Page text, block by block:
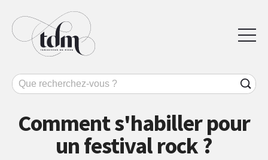
Comment s'habiller pour
un festival rock ?